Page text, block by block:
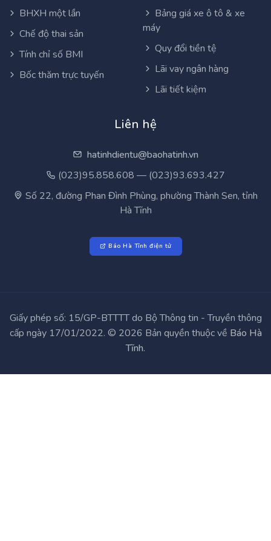
BHXH một lần
Chế độ thai sản
Tính chỉ số BMI
Bốc thăm trực tuyến
Bảng giá xe ô tô & xe
máy
Quy đổi tiền tệ
Lãi vay ngân hàng
Lãi tiết kiệm
Liên hệ
hatinhdientu@baohatinh.vn
(023)95.858.608 — (023)93.693.427
Số 22, đường Phan Đình Phùng, phường Thành Sen, tỉnh
Hà Tĩnh
Báo Hà Tĩnh điện tử
Giấy phép số: 15/GP-BTTTT do Bộ Thông tin - Truyền thông
cấp ngày 17/01/2022. © 2026 Bản quyền thuộc về Báo Hà
Tĩnh.